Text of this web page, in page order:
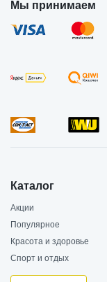
Мы принимаем
Каталог
Акции
Популярное
Красота и здоровье
Спорт и отдых